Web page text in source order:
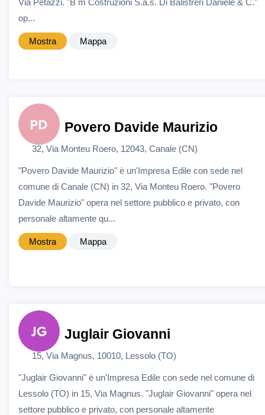
Via Petazzi. "B m Costruzioni S.a.s. Di Balistreri Daniele & C."
op...
Mostra Mappa
Povero Davide Maurizio
32, Via Monteu Roero, 12043, Canale (CN)
"Povero Davide Maurizio" è un'Impresa Edile con sede nel
comune di Canale (CN) in 32, Via Monteu Roero. "Povero
Davide Maurizio" opera nel settore pubblico e privato, con
personale altamente qu...
Mostra Mappa
Juglair Giovanni
15, Via Magnus, 10010, Lessolo (TO)
"Juglair Giovanni" è un'Impresa Edile con sede nel comune di
Lessolo (TO) in 15, Via Magnus. "Juglair Giovanni" opera nel
settore pubblico e privato, con personale altamente